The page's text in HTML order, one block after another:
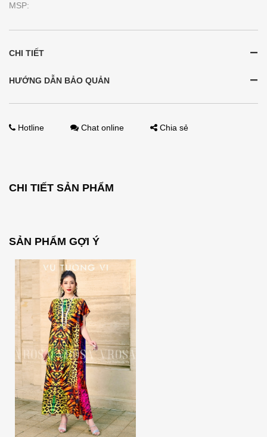
MSP:
CHI TIẾT
HƯỚNG DẪN BẢO QUẢN
Hotline Chat online Chia sẻ
CHI TIẾT SẢN PHẨM
SẢN PHẨM GỢI Ý